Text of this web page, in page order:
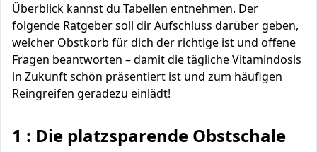
Überblick kannst du Tabellen entnehmen. Der
folgende Ratgeber soll dir Aufschluss darüber geben,
welcher Obstkorb für dich der richtige ist und offene
Fragen beantworten – damit die tägliche Vitamindosis
in Zukunft schön präsentiert ist und zum häufigen
Reingreifen geradezu einlädt!
1 : Die platzsparende Obstschale